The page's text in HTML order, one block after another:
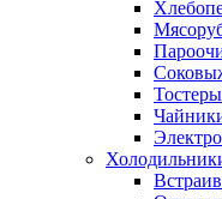
Тостеры